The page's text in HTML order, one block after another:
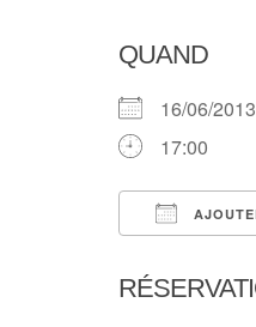
QUAND
16/06/
17:00